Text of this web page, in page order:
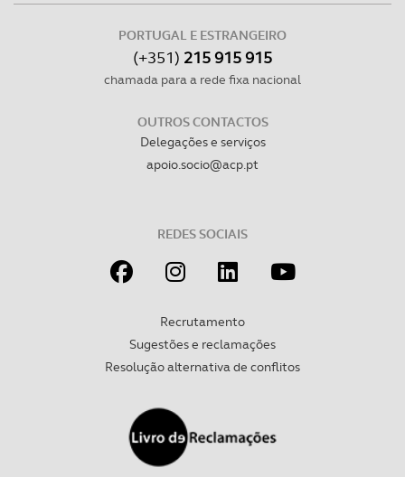
PORTUGAL E ESTRANGEIRO
(+351) 215 915 915
chamada para a rede fixa nacional
OUTROS CONTACTOS
Delegações e serviços
apoio.socio@acp.pt
REDES SOCIAIS
Recrutamento
Sugestões e reclamações
Resolução alternativa de conflitos